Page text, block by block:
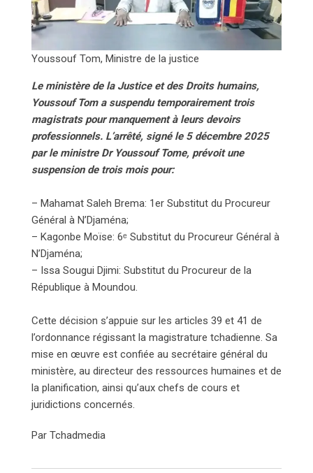
Youssouf Tom, Ministre de la justice
Le ministère de la Justice et des Droits humains,
Youssouf Tom a suspendu temporairement trois
magistrats pour manquement à leurs devoirs
professionnels. L’arrêté, signé le 5 décembre 2025
par le ministre Dr Youssouf Tome, prévoit une
suspension de trois mois pour:
– Mahamat Saleh Brema: 1er Substitut du Procureur
Général à N’Djaména;
– Kagonbe Moïse: 6ᵉ Substitut du Procureur Général à
N’Djaména;
– Issa Sougui Djimi: Substitut du Procureur de la
République à Moundou.
Cette décision s’appuie sur les articles 39 et 41 de
l’ordonnance régissant la magistrature tchadienne. Sa
mise en œuvre est confiée au secrétaire général du
ministère, au directeur des ressources humaines et de
la planification, ainsi qu’aux chefs de cours et
juridictions concernés.
Par Tchadmedia